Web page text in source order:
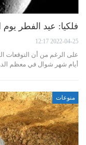
فلكيا: عيد الفطر يوم
2022-04-25 12:17
على الرغم من أن التوقعات
أيام شهر شوال في معظم
منوعات